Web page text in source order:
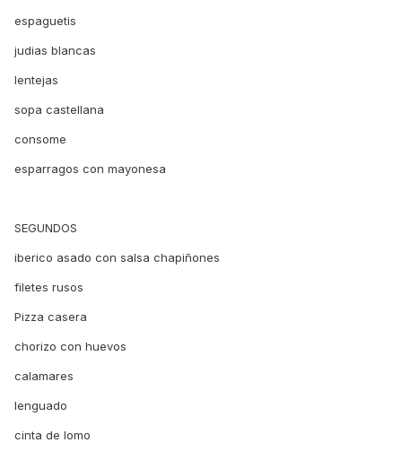
espaguetis
judias blancas
lentejas
sopa castellana
consome
esparragos con mayonesa
SEGUNDOS
iberico asado con salsa chapiñones
filetes rusos
Pizza casera
chorizo con huevos
calamares
lenguado
cinta de lomo